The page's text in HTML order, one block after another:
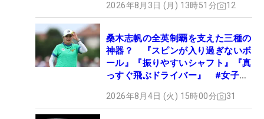
2026年8月3日 (月) 13時51分 12
桑木志帆の全英制覇を支えた三種の
神器？ 『スピンが入り過ぎないボ
ール』『振りやすいシャフト』『真
っすぐ飛ぶドライバー』 #女子プ
2026年8月4日 (火) 15時00分 31